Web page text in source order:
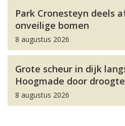
Park Cronesteyn deels
onveilige bomen
8 augustus 2026
Grote scheur in dijk
Hoogmade door droogte
8 augustus 2026